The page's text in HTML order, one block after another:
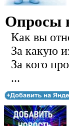
Опросы
Как вы
За какую
За кого
...